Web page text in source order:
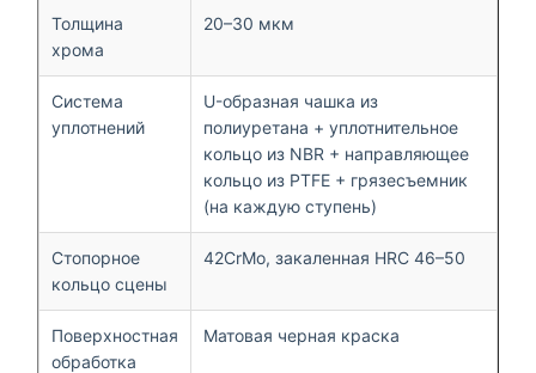
Толщина
хрома
20–30 мкм
Система
уплотнений
U-образная чашка из
полиуретана + уплотнительное
кольцо из NBR + направляющее
кольцо из PTFE + грязесъемник
(на каждую ступень)
Стопорное
кольцо сцены
42CrMo, закаленная HRC 46–50
Поверхностная
обработка
Матовая черная краска